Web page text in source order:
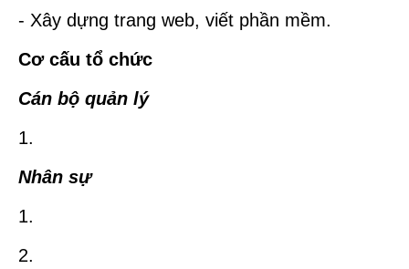
- Xây dựng trang web, viết phần mềm.
Cơ cấu tổ chức
Cán bộ quản lý
1.
Nhân sự
1.
2.